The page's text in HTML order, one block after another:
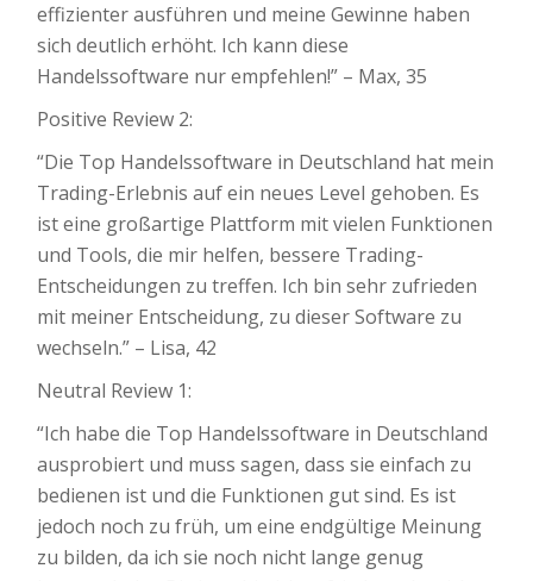
effizienter ausführen und meine Gewinne haben
sich deutlich erhöht. Ich kann diese
Handelssoftware nur empfehlen!” – Max, 35
Positive Review 2:
“Die Top Handelssoftware in Deutschland hat mein
Trading-Erlebnis auf ein neues Level gehoben. Es
ist eine großartige Plattform mit vielen Funktionen
und Tools, die mir helfen, bessere Trading-
Entscheidungen zu treffen. Ich bin sehr zufrieden
mit meiner Entscheidung, zu dieser Software zu
wechseln.” – Lisa, 42
Neutral Review 1:
“Ich habe die Top Handelssoftware in Deutschland
ausprobiert und muss sagen, dass sie einfach zu
bedienen ist und die Funktionen gut sind. Es ist
jedoch noch zu früh, um eine endgültige Meinung
zu bilden, da ich sie noch nicht lange genug